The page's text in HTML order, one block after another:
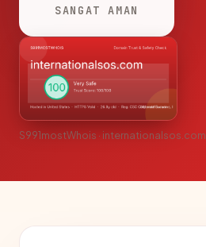
SANGAT AMAN
S991mostWhois · internationalsos.com